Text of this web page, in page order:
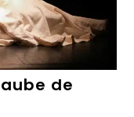
de